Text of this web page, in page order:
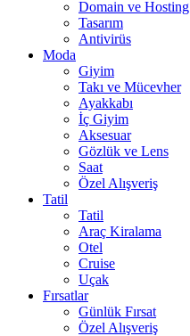
Domain ve Hosting
Tasarım
Antivirüs
Moda
Giyim
Takı ve Mücevher
Ayakkabı
İç Giyim
Aksesuar
Gözlük ve Lens
Saat
Özel Alışveriş
Tatil
Tatil
Araç Kiralama
Otel
Cruise
Uçak
Fırsatlar
Günlük Fırsat
Özel Alışveriş